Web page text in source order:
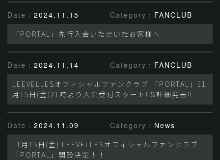
Date： 2024.11.15 Category： FANCLUB
「PORTAL」先行入会いただいたお客様へ
Date： 2024.11.14 Category： FANCLUB
LEEVELLESオフィシャルファンクラブ 「PORTAL」11
月15日(金)21時より入会受付スタート!!&詳細発表!!
Date： 2024.11.09 Category： News
11月15日(金) LEEVELLESオフィシャルファンクラブ
「PORTAL」開設決定！！